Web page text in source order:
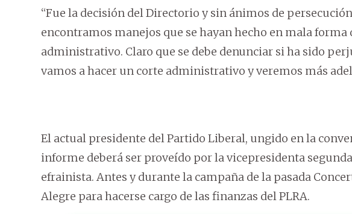
“Fue la decisión del Directorio y sin ánimos de
encontramos manejos que se hayan hecho en mala forma
administrativo. Claro que se debe denunciar si ha sido
vamos a hacer un corte administrativo y veremos más
El actual presidente del Partido Liberal, ungido en la
informe deberá ser proveído por la vicepresidenta
efrainista. Antes y durante la campaña de la pasada
Alegre para hacerse cargo de las finanzas del PLRA.